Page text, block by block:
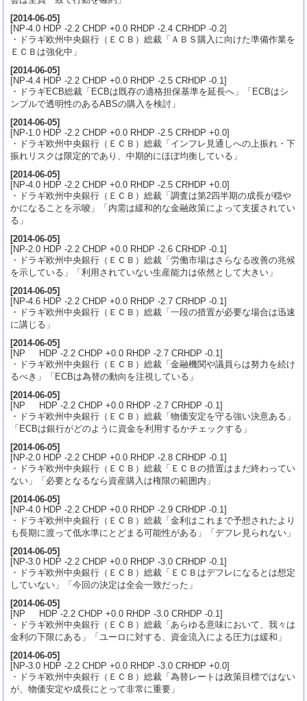
[2014-06-05]
[NP-4.0 HDP -2.2 CHDP +0.0 RHDP -2.4 CRHDP -0.2]
・ドラギ欧州中央銀行（ＥＣＢ）総裁「ＡＢＳ購入に向けた準備作業を
ＥＣＢは強化中」
[2014-06-05]
[NP-4.4 HDP -2.2 CHDP +0.0 RHDP -2.5 CRHDP -0.1]
・ドラギECB総裁「ECBは既存の適格担保基準を延長へ」「ECBはシ
ンプルで透明性のあるABSの購入を検討」
[2014-06-05]
[NP-1.0 HDP -2.2 CHDP +0.0 RHDP -2.5 CRHDP +0.0]
・ドラギ欧州中央銀行（ＥＣＢ）総裁「インフレ見通しへの上振れ・下
振れリスクは限定的であり、中期的にほぼ均衡している」
[2014-06-05]
[NP-4.0 HDP -2.2 CHDP +0.0 RHDP -2.5 CRHDP +0.0]
・ドラギ欧州中央銀行（ＥＣＢ）総裁「調査は第2四半期の成長が穏や
かになることを示唆」「内需は緩和的な金融政策によって支援されてい
る」
[2014-06-05]
[NP-2.0 HDP -2.2 CHDP +0.0 RHDP -2.6 CRHDP -0.1]
・ドラギ欧州中央銀行（ＥＣＢ）総裁「労働市場はさらなる改善の兆候
を示している」「利用されていない生産能力は依然として大きい」
[2014-06-05]
[NP-4.6 HDP -2.2 CHDP +0.0 RHDP -2.7 CRHDP -0.1]
・ドラギ欧州中央銀行（ＥＣＢ）総裁「一段の措置が必要な場合は迅速
に講じる」
[2014-06-05]
[NP HDP -2.2 CHDP +0.0 RHDP -2.7 CRHDP -0.1]
・ドラギ欧州中央銀行（ＥＣＢ）総裁「金融機関や議員らは努力を続け
るべき」「ECBは為替の動向を注視している」
[2014-06-05]
[NP HDP -2.2 CHDP +0.0 RHDP -2.7 CRHDP -0.1]
・ドラギ欧州中央銀行（ＥＣＢ）総裁「物価安定を守る強い決意ある」
「ECBは銀行がどのように資金を利用するかチェックする」
[2014-06-05]
[NP-2.0 HDP -2.2 CHDP +0.0 RHDP -2.8 CRHDP -0.1]
・ドラギ欧州中央銀行（ＥＣＢ）総裁「ＥＣＢの措置はまだ終わってい
ない」「必要となるなら資産購入は権限の範囲内」
[2014-06-05]
[NP-4.0 HDP -2.2 CHDP +0.0 RHDP -2.9 CRHDP -0.1]
・ドラギ欧州中央銀行（ＥＣＢ）総裁「金利はこれまで予想されたより
も長期に渡って低水準にとどまる可能性がある」「デフレ見られない」
[2014-06-05]
[NP-3.0 HDP -2.2 CHDP +0.0 RHDP -3.0 CRHDP -0.1]
・ドラギ欧州中央銀行（ＥＣＢ）総裁「ＥＣＢはデフレになるとは想定
していない」「今回の決定は全会一致だった」
[2014-06-05]
[NP HDP -2.2 CHDP +0.0 RHDP -3.0 CRHDP -0.1]
・ドラギ欧州中央銀行（ＥＣＢ）総裁「あらゆる意味において、我々は
金利の下限にある」「ユーロに対する、資金流入による圧力は緩和」
[2014-06-05]
[NP-3.0 HDP -2.2 CHDP +0.0 RHDP -3.0 CRHDP +0.0]
・ドラギ欧州中央銀行（ＥＣＢ）総裁「為替レートは政策目標ではない
が、物価安定や成長にとって非常に重要」